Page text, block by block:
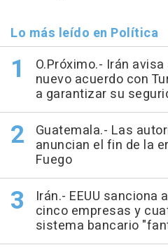
Lo más leído en Política
O.Próximo.- Irán
nuevo acuerdo con
a garantizar su
Guatemala.- Las
anuncian el fin de la
Fuego
Irán.- EEUU
cinco empresas y
sistema bancario